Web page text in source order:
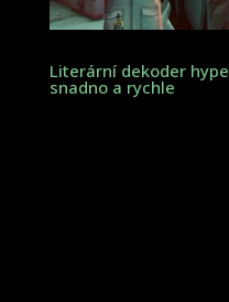
Literární dekoder
snadno a rychle